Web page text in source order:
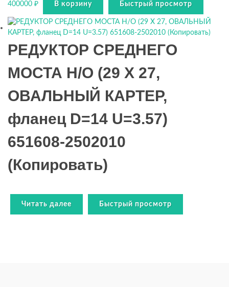
400000 ₽ В корзину Быстрый просмотр
РЕДУКТОР СРЕДНЕГО
МОСТА Н/О (29 Х 27,
ОВАЛЬНЫЙ КАРТЕР,
фланец D=14 U=3.57)
651608-2502010
(Копировать)
Читать далее Быстрый просмотр